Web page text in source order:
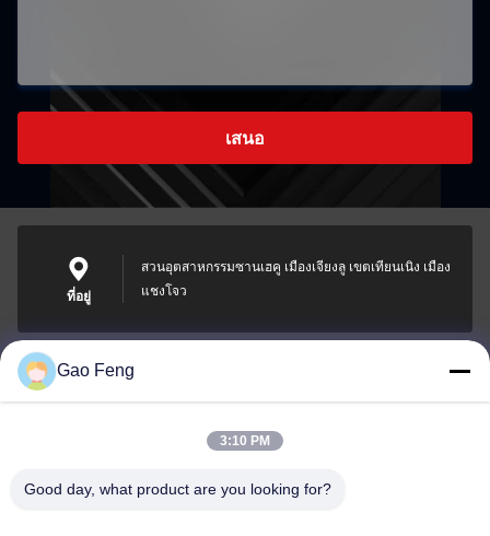
เสนอ
ที่อยู่
สวนอุตสาหกรรมซานเฮคู เมืองเจียงลู เขตเทียนเนิง เมือง
แชงโจว
suli@sulidry.com
Gao Feng
3:10 PM
Good day, what product are you looking for?